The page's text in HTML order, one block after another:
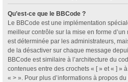
Qu’est-ce que le BBCode ?
Le BBCode est une implémentation
meilleur contrôle sur la mise en forme
est déterminée par les administrateurs,
de la désactiver sur chaque message
BBCode est similaire à l’architecture du
contenues entre des crochets « [ » et « ] »
« > ». Pour plus d’informations à propos